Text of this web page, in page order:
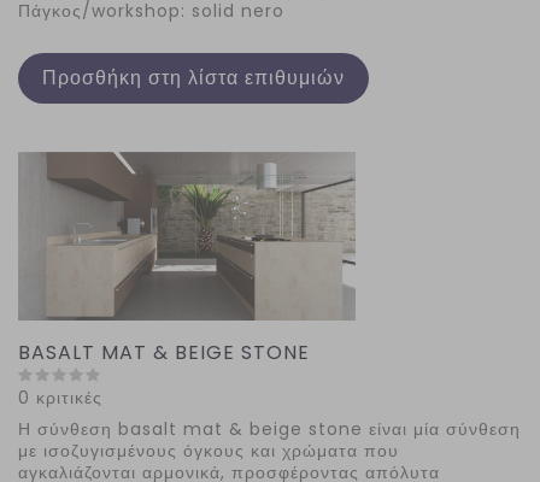
Πάγκος/workshop: solid nero
Προσθήκη στη λίστα επιθυμιών
BASALT MAT & BEIGE STONE
0 κριτικές
Η σύνθεση basalt mat & beige stone είναι μία σύνθεση
με ισοζυγισμένους όγκους και χρώματα που
αγκαλιάζονται αρμονικά, προσφέροντας απόλυτα